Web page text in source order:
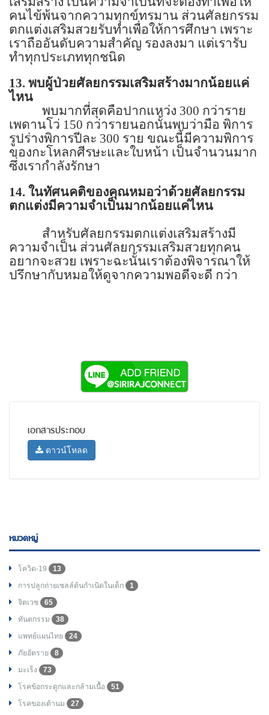
คนไข้พ้นจากความทุกข์ทรมาน ส่วนศัลยกรรม
ตกแต่งเสริมสวยรับทำเพื่อให้การศึกษา เพราะ
เราถืออันดับความสำคัญ รองลงมา แต่เรารับ
ทำทุกประเภททุกชนิด
13. พบผู้ป่วยศัลยกรรมเสริมสร้างมากน้อยแค่
ไหน
พบมากที่สุดคือปากแหว่ง 300 กว่าราย
เพดานโว่ 150 กว่ารายนอกนั้นพบว่ามือ พิการ
รูปร่างพิการปีละ 300 ราย ขณะนี้มีความพิการ
ของกะโหลกศีรษะและใบหน้า เป็นจำนวนมาก
ซึ่งเรากำลังรักษา
14. ในทัศนคติของคุณหมอว่าด้วยศัลยกรรม
ตกแต่งมีความจำเป็นมากน้อยแค่ไหน
สำหรับศัลยกรรมตกแต่งเสริมสร้างมี
ความจำเป็น ส่วนศัลยกรรมเสริมสวยทุกคน
อยากจะสวย เพราะฉะนั้นเราต้องพิจารณาให้
ปรึกษากับหมอให้ดูจากความพอดีจะดี กว่า
เอกสารประกอบ
ดาวน์โหลด
หมวดหมู่
โควิด-19
13
การปลูกถ่ายเซลล์ต้นกำเนิดในเด็ก
1
จิตเวช
65
ทันตกรรม
38
แพทย์แผนไทย
24
ภัยอัตราย
8
มะเร็ง
73
โรคข้อกระดูกและกล้ามเนื้อ
51
โรคของเต้านม
27